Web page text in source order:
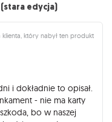
edycja)
klienta, który nabył ten produkt
i dokładnie to opisał.
- nie ma karty
bo w naszej